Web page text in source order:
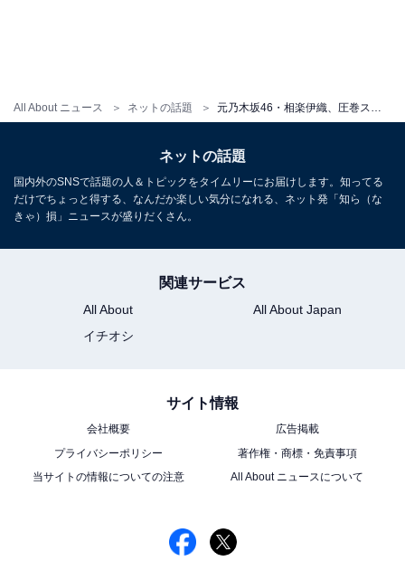
All About ニュース ネットの話題 元乃木坂46・相楽伊織、圧巻スタイルのランジェリー姿！ 「ダイナマイトナイスボディー」「ポーズが最高」
ネットの話題
国内外のSNSで話題の人＆トピックをタイムリーにお届けします。知ってる
だけでちょっと得する、なんだか楽しい気分になれる、ネット発「知ら（な
きゃ）損」ニュースが盛りだくさん。
関連サービス
All About
All About Japan
イチオシ
サイト情報
会社概要
広告掲載
プライバシーポリシー
著作権・商標・免責事項
当サイトの情報についての注意
All About ニュースについて